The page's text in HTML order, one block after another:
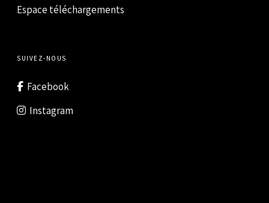
Espace téléchargements
SUIVEZ-NOUS
Facebook
Instagram